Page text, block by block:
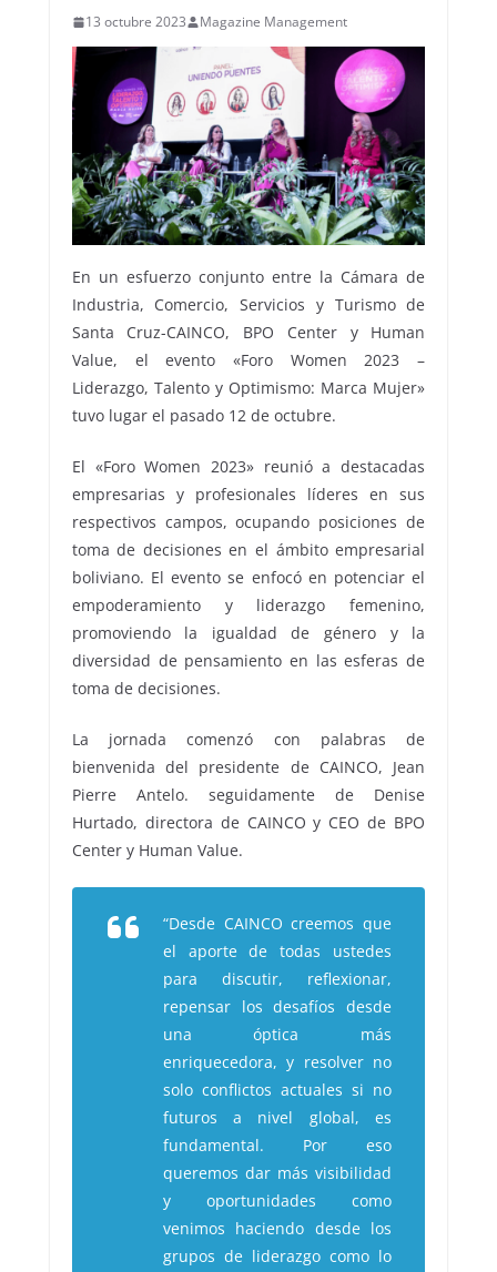
13 octubre 2023 Magazine Management
En un esfuerzo conjunto entre la Cámara de
Industria, Comercio, Servicios y Turismo de
Santa Cruz-CAINCO, BPO Center y Human
Value, el evento «Foro Women 2023 –
Liderazgo, Talento y Optimismo: Marca Mujer»
tuvo lugar el pasado 12 de octubre.
El «Foro Women 2023» reunió a destacadas
empresarias y profesionales líderes en sus
respectivos campos, ocupando posiciones de
toma de decisiones en el ámbito empresarial
boliviano. El evento se enfocó en potenciar el
empoderamiento y liderazgo femenino,
promoviendo la igualdad de género y la
diversidad de pensamiento en las esferas de
toma de decisiones.
La jornada comenzó con palabras de
bienvenida del presidente de CAINCO, Jean
Pierre Antelo. seguidamente de Denise
Hurtado, directora de CAINCO y CEO de BPO
Center y Human Value.
“Desde CAINCO creemos que
el aporte de todas ustedes
para discutir, reflexionar,
repensar los desafíos desde
una óptica más
enriquecedora, y resolver no
solo conflictos actuales si no
futuros a nivel global, es
fundamental. Por eso
queremos dar más visibilidad
y oportunidades como
venimos haciendo desde los
grupos de liderazgo como lo